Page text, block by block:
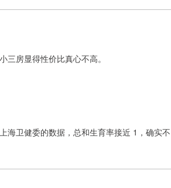
房显得性价比真心不高。
海卫健委的数据，总和生育率接近 1，确实不